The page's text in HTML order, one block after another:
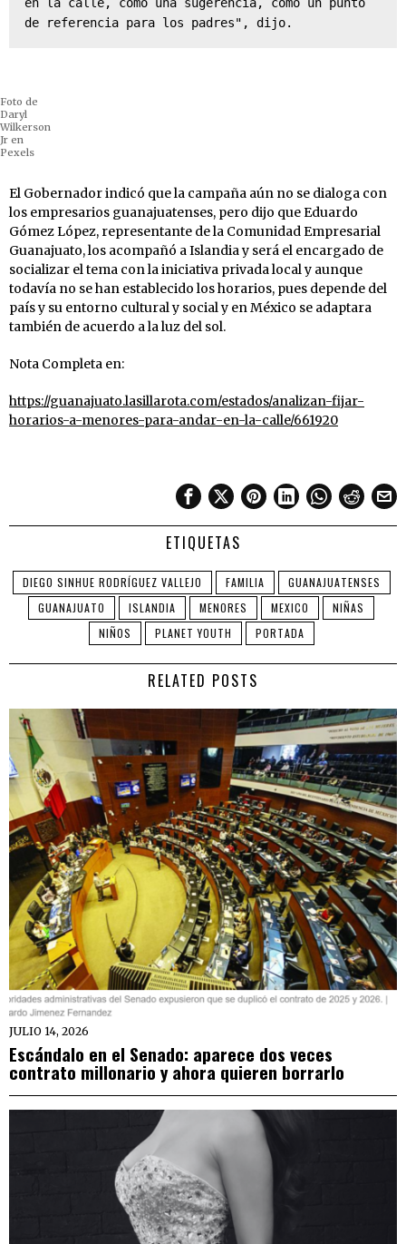
de referencia para los padres", dijo.
Foto de
Daryl
Wilkerson
Jr en
Pexels
El Gobernador indicó que la campaña aún no se dialoga con
los empresarios guanajuatenses, pero dijo que Eduardo
Gómez López, representante de la Comunidad Empresarial
Guanajuato, los acompañó a Islandia y será el encargado de
socializar el tema con la iniciativa privada local y aunque
todavía no se han establecido los horarios, pues depende del
país y su entorno cultural y social y en México se adaptara
también de acuerdo a la luz del sol.
Nota Completa en:
https://guanajuato.lasillarota.com/estados/analizan-fijar-
horarios-a-menores-para-andar-en-la-calle/661920
ETIQUETAS
DIEGO SINHUE RODRÍGUEZ VALLEJO FAMILIA
GUANAJUATENSES
GUANAJUATO
ISLANDIA MENORES MEXICO
NIÑAS
NIÑOS
PLANET YOUTH PORTADA
RELATED POSTS
JULIO 14, 2026
Escándalo en el Senado: aparece dos veces
contrato millonario y ahora quieren borrarlo